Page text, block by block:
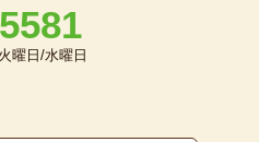
曜日/水曜日